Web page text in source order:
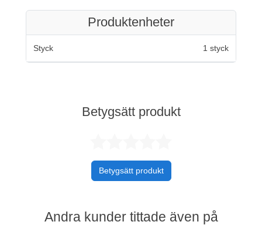
Produktenheter
Styck 1 styck
Betygsätt produkt
Betygsätt produkt
Andra kunder tittade även på